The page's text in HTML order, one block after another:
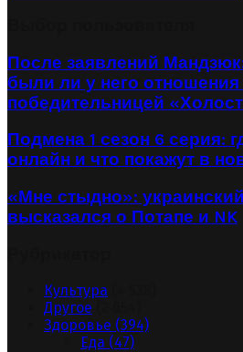
После заявлений
были ли у него отношения
победительницей
Подмена 1 сезон 6 серия:
онлайн и что покажут в
«Мне стыдно»:
высказался о Потапе и NK
Культура
Другое
Здоровье (394)
Еда (47)